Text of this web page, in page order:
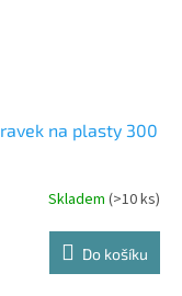
na plasty 300
Skladem (>10 ks)
Do košíku